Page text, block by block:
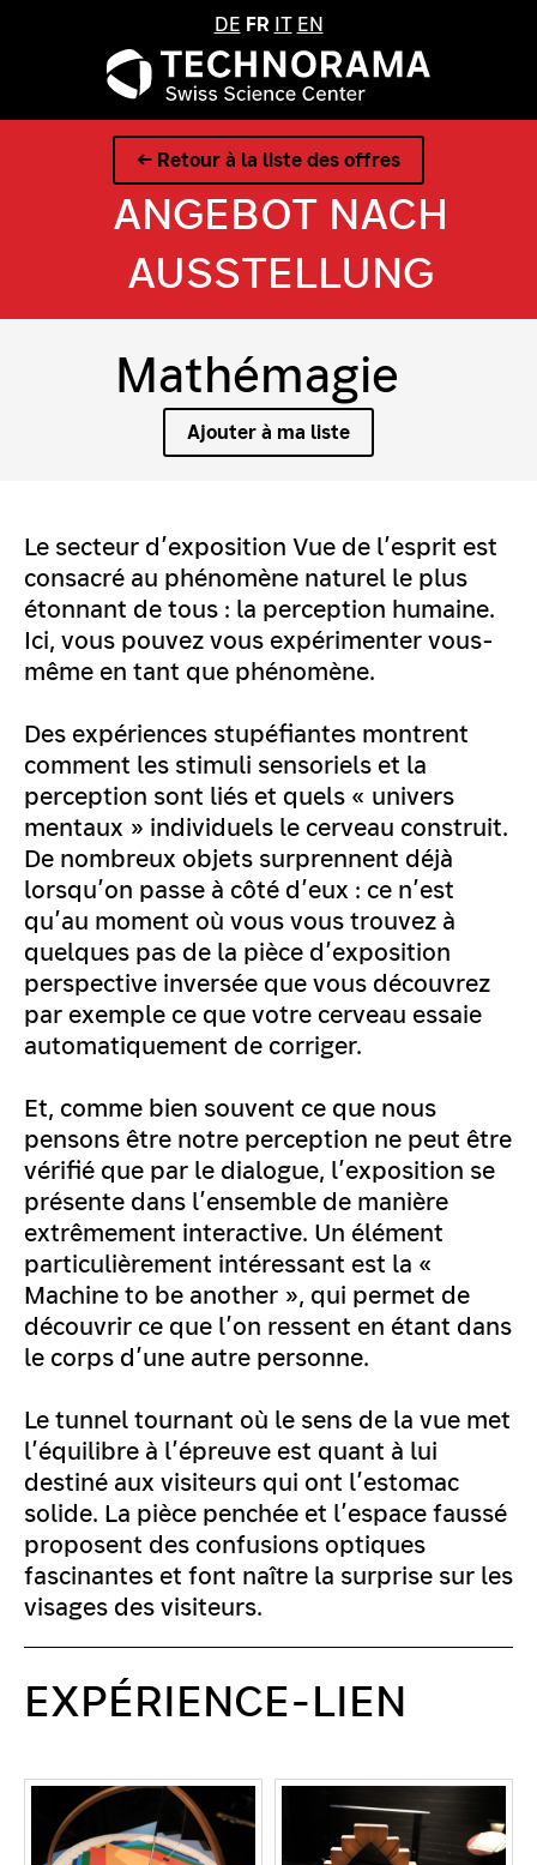
DE FR IT EN
← Retour à la liste des offres
ANGEBOT NACH
AUSSTELLUNG
Mathémagie
Ajouter à ma liste
Le secteur d’exposition Vue de l’esprit est
consacré au phénomène naturel le plus
étonnant de tous : la perception humaine.
Ici, vous pouvez vous expérimenter vous-
même en tant que phénomène.
Des expériences stupéfiantes montrent
comment les stimuli sensoriels et la
perception sont liés et quels « univers
mentaux » individuels le cerveau construit.
De nombreux objets surprennent déjà
lorsqu’on passe à côté d’eux : ce n’est
qu’au moment où vous vous trouvez à
quelques pas de la pièce d’exposition
perspective inversée que vous découvrez
par exemple ce que votre cerveau essaie
automatiquement de corriger.
Et, comme bien souvent ce que nous
pensons être notre perception ne peut être
vérifié que par le dialogue, l’exposition se
présente dans l’ensemble de manière
extrêmement interactive. Un élément
particulièrement intéressant est la «
Machine to be another », qui permet de
découvrir ce que l’on ressent en étant dans
le corps d’une autre personne.
Le tunnel tournant où le sens de la vue met
l’équilibre à l’épreuve est quant à lui
destiné aux visiteurs qui ont l’estomac
solide. La pièce penchée et l’espace faussé
proposent des confusions optiques
fascinantes et font naître la surprise sur les
visages des visiteurs.
EXPÉRIENCE-LIEN